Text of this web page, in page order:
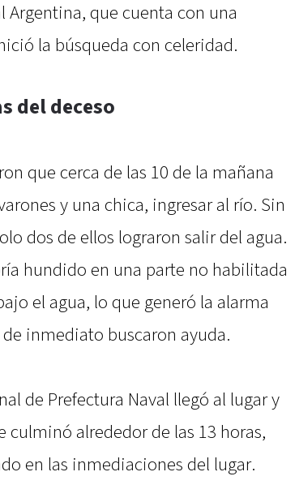
Argentina, que cuenta con una
la búsqueda con celeridad.
del deceso
que cerca de las 10 de la mañana
y una chica, ingresar al río. Sin
dos de ellos lograron salir del agua.
hundido en una parte no habilitada
el agua, lo que generó la alarma
inmediato buscaron ayuda.
de Prefectura Naval llegó al lugar y
culminó alrededor de las 13 horas,
en las inmediaciones del lugar.